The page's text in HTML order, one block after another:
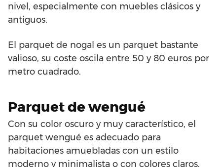
nivel, especialmente con muebles clásicos y
antiguos.
El parquet de nogal es un parquet bastante
valioso, su coste oscila entre 50 y 80 euros por
metro cuadrado.
Parquet de wengué
Con su color oscuro y muy característico, el
parquet wengué es adecuado para
habitaciones amuebladas con un estilo
moderno y minimalista o con colores claros,